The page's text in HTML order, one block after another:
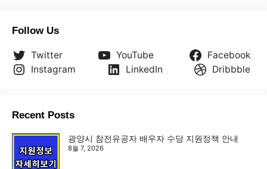
Follow Us
Twitter YouTube
Facebook
Instagram
LinkedIn Dribbble
Recent Posts
광양시 참전유공자 배우자 수당 지원정책 안내
8월 7, 2026